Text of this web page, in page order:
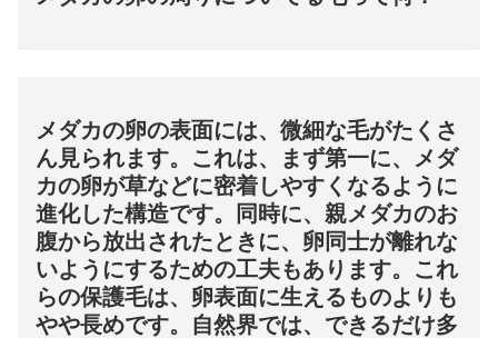
メダカの卵の表面には、微細な毛がたくさ
ん見られます。これは、まず第一に、メダ
カの卵が草などに密着しやすくなるように
進化した構造です。同時に、親メダカのお
腹から放出されたときに、卵同士が離れな
いようにするための工夫もあります。これ
らの保護毛は、卵表面に生えるものよりも
やや長めです。自然界では、できるだけ多